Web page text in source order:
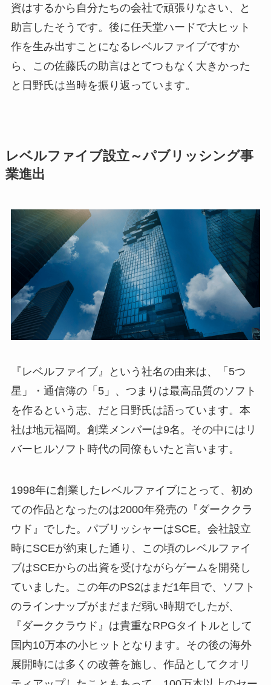
資はするから自分たちの会社で頑張りなさい、と
助言したそうです。後に任天堂ハードで大ヒット
作を生み出すことになるレベルファイブですか
ら、この佐藤氏の助言はとてつもなく大きかった
と日野氏は当時を振り返っています。
レベルファイブ設立～パブリッシング事
業進出
『レベルファイブ』という社名の由来は、「5つ
星」・通信簿の「5」、つまりは最高品質のソフト
を作るという志、だと日野氏は語っています。本
社は地元福岡。創業メンバーは9名。その中にはリ
バーヒルソフト時代の同僚もいたと言います。
1998年に創業したレベルファイブにとって、初め
ての作品となったのは2000年発売の『ダーククラ
ウド』でした。パブリッシャーはSCE。会社設立
時にSCEが約束した通り、この頃のレベルファイ
ブはSCEからの出資を受けながらゲームを開発し
ていました。この年のPS2はまだ1年目で、ソフト
のラインナップがまだまだ弱い時期でしたが、
『ダーククラウド』は貴重なRPGタイトルとして
国内10万本の小ヒットとなります。その後の海外
展開時には多くの改善を施し、作品としてクオリ